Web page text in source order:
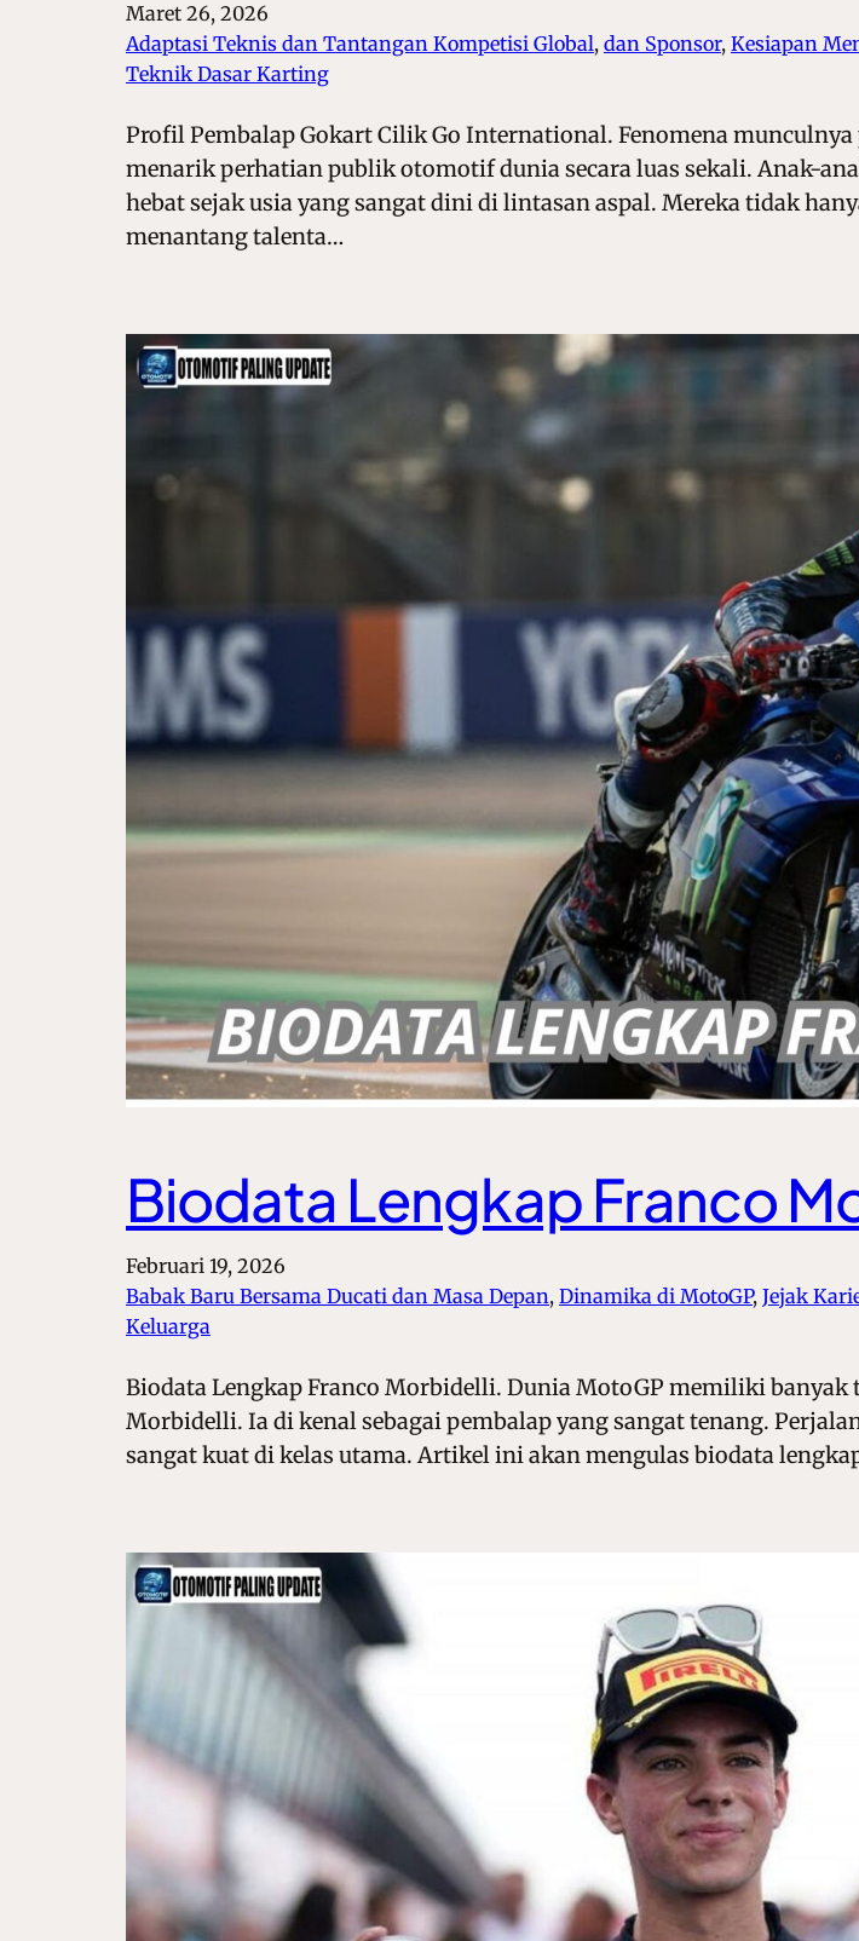
Maret 26, 2026
Adaptasi Teknis dan Tantangan Kompetisi Global, dan Sponsor, Kesiapan
Teknik Dasar Karting
Profil Pembalap Gokart Cilik Go International. Fenomena
menarik perhatian publik otomotif dunia secara luas sekali. Anak-
hebat sejak usia yang sangat dini di lintasan aspal. Mereka tidak
menantang talenta…
Biodata Lengkap Franco
Februari 19, 2026
Babak Baru Bersama Ducati dan Masa Depan, Dinamika di MotoGP, Jejak
Keluarga
Biodata Lengkap Franco Morbidelli. Dunia MotoGP memiliki banyak
Morbidelli. Ia di kenal sebagai pembalap yang sangat tenang.
sangat kuat di kelas utama. Artikel ini akan mengulas biodata